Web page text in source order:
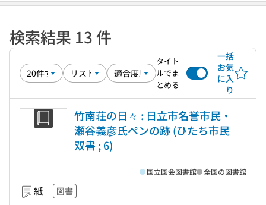
検索結果 13 件
タイト
ルでま
とめる
一括
お気
に入
り
竹南荘の日々 : 日立市名誉市民・
瀬谷義彦氏ペンの跡 (ひたち市民
双書 ; 6)
紙 図書
国立国会図書館 全国の図書館